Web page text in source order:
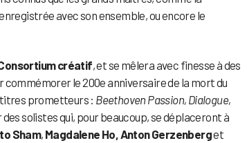
enregistrée avec son ensemble, ou encore le
créatif, et se mêlera avec finesse à des
commémorer le 200e anniversaire de la mort du
titres prometteurs : Beethoven Passion, Dialogue,
solistes qui, pour beaucoup, se déplaceront à
Sham, Magdalene Ho, Anton Gerzenberget